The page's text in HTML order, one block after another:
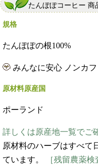
たんぽぽコーヒー 商
規格
たんぽぽの根100%
みんなに安心 ノンカ
原材料原産国
ポーランド
詳しくは原産地一覧でご
原材料のハーブはすべて
ています。
［残留農薬検